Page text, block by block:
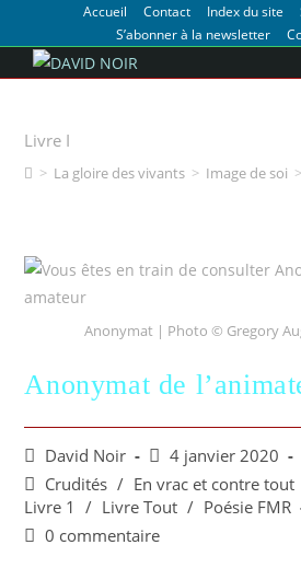
Accueil Contact Index du site
S’abonner à la newsletter
Livre I
> La gloire des vivants > Image de soi >
Anonymat | Photo © Gregory
Anonymat de
David Noir
4 janvier 2020
Crudités / En vrac et contre tout
Livre 1
/ Livre Tout / Poésie FMR
0 commentaire